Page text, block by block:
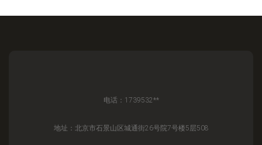
电话：1739532**
地址：北京市石景山区城通街26号院7号楼5层508